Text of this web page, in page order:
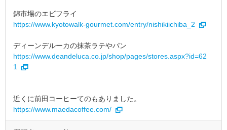
錦市場のエビフライ
https://www.kyotowalk-gourmet.com/entry/nishikiichiba_2
ディーンデルーカの抹茶ラテやパン
https://www.deandeluca.co.jp/shop/pages/stores.aspx?id=62
1
近くに前田コーヒーてのもありました。
https://www.maedacoffee.com/